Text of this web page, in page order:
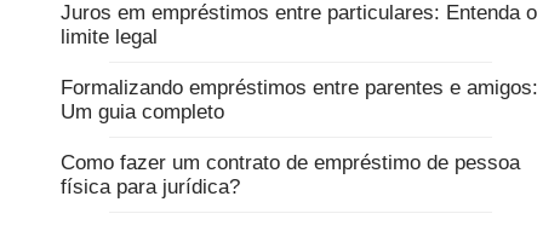
Juros em empréstimos entre particulares: Entenda o
limite legal
Formalizando empréstimos entre parentes e amigos:
Um guia completo
Como fazer um contrato de empréstimo de pessoa
física para jurídica?